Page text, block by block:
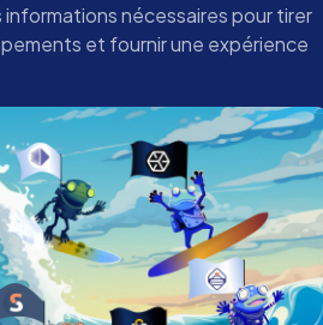
nécessaires pour tirer
et fournir une expérience